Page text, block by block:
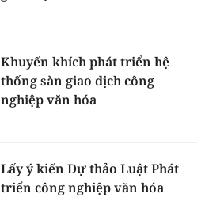
Khuyến khích phát triển hệ
thống sàn giao dịch công
nghiệp văn hóa
Lấy ý kiến Dự thảo Luật Phát
triển công nghiệp văn hóa